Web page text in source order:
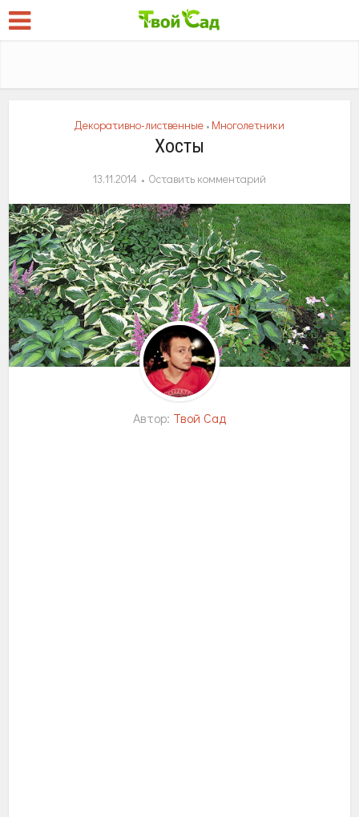
Декоративно-лиственные • Многолетники
Хосты
13.11.2014 Оставить комментарий
Автор: Твой Сад